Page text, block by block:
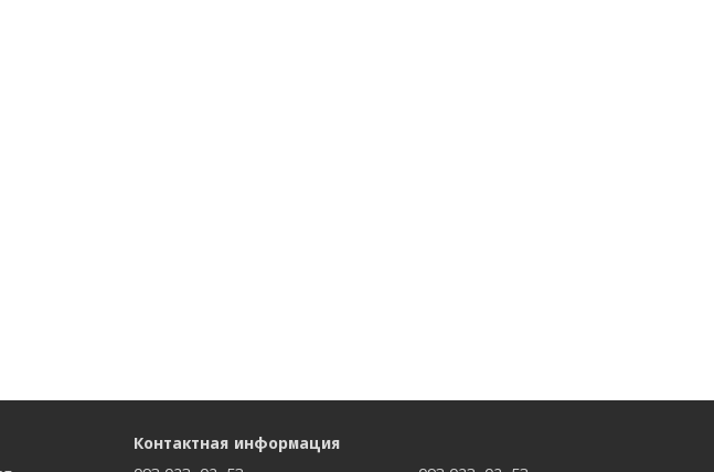
Контактная информация